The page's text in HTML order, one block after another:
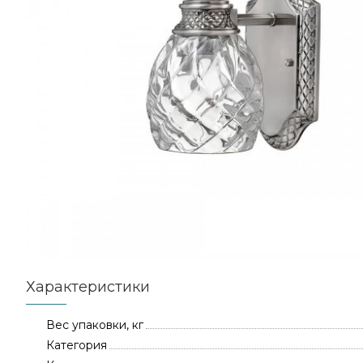
Характеристики
Вес упаковки, кг
Категория